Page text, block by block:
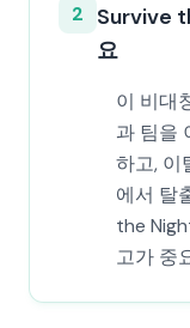
2
Survive
요
이 비대
과 팀을
하고, 이
에서 탈
the
고가 중